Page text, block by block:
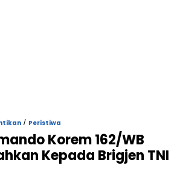
/ Peristiwa
Korem 162/WB
Kepada Brigjen TNI